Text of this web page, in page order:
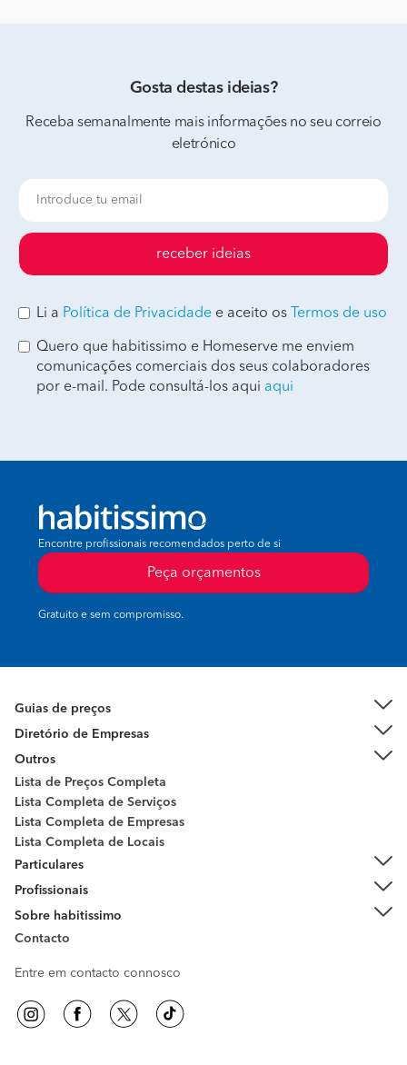
Gosta destas ideias?
Receba semanalmente mais informações no seu correio
eletrónico
receber ideias
Li a Política de Privacidade e aceito os Termos de uso
Quero que habitissimo e Homeserve me enviem
comunicações comerciais dos seus colaboradores
por e-mail. Pode consultá-los aqui aqui
Encontre profissionais recomendados perto de si
Peça orçamentos
Gratuito e sem compromisso.
Guias de preços
Diretório de Empresas
Outros
Lista de Preços Completa
Lista Completa de Serviços
Lista Completa de Empresas
Lista Completa de Locais
Particulares
Profissionais
Sobre habitissimo
Contacto
Entre em contacto connosco